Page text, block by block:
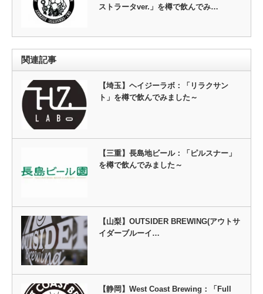
ストラータver.」を樽で飲んでみ…
関連記事
【埼玉】ヘイジーラボ：「リラクサン
ト」を樽で飲んでみました～
【三重】長島地ビール：「ピルスナー」
を樽で飲んでみました～
【山梨】OUTSIDER BREWING(アウトサ
イダーブルーイ…
【静岡】West Coast Brewing：「Full